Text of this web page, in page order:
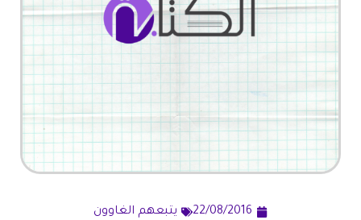
22/08/2016 يتبعهم الغاوون